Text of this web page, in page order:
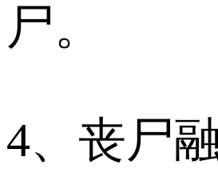
尸。
4、丧尸